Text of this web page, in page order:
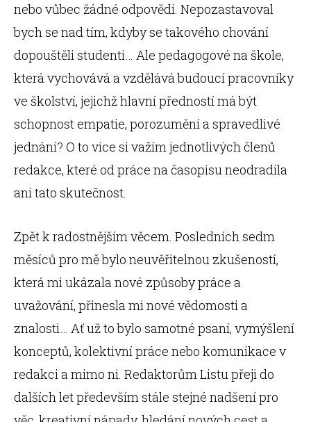
nebo vůbec žádné odpovědi. Nepozastavoval
bych se nad tím, kdyby se takového chování
dopouštěli studenti… Ale pedagogové na škole,
která vychovává a vzdělává budoucí pracovníky
ve školství, jejichž hlavní předností má být
schopnost empatie, porozumění a spravedlivé
jednání? O to více si važím jednotlivých členů
redakce, které od práce na časopisu neodradila
ani tato skutečnost.
Zpět k radostnějším věcem. Posledních sedm
měsíců pro mě bylo neuvěřitelnou zkušeností,
která mi ukázala nové způsoby práce a
uvažování, přinesla mi nové vědomosti a
znalosti… Ať už to bylo samotné psaní, vymýšlení
konceptů, kolektivní práce nebo komunikace v
redakci a mimo ni. Redaktorům Listu přeji do
dalších let především stále stejné nadšení pro